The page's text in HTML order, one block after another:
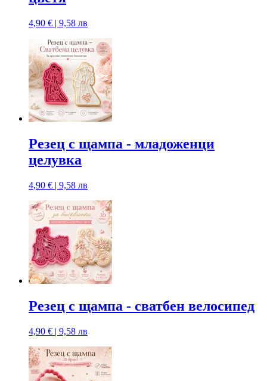
4,90 € | 9,58 лв
Резец с щампa - младоженци
целувка
4,90 € | 9,58 лв
Резец с щампa - сватбен велосипед
4,90 € | 9,58 лв